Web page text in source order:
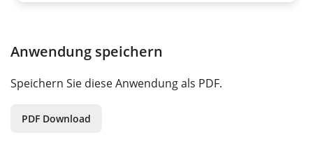
Anwendung speichern
Speichern Sie diese Anwendung als PDF.
PDF Download